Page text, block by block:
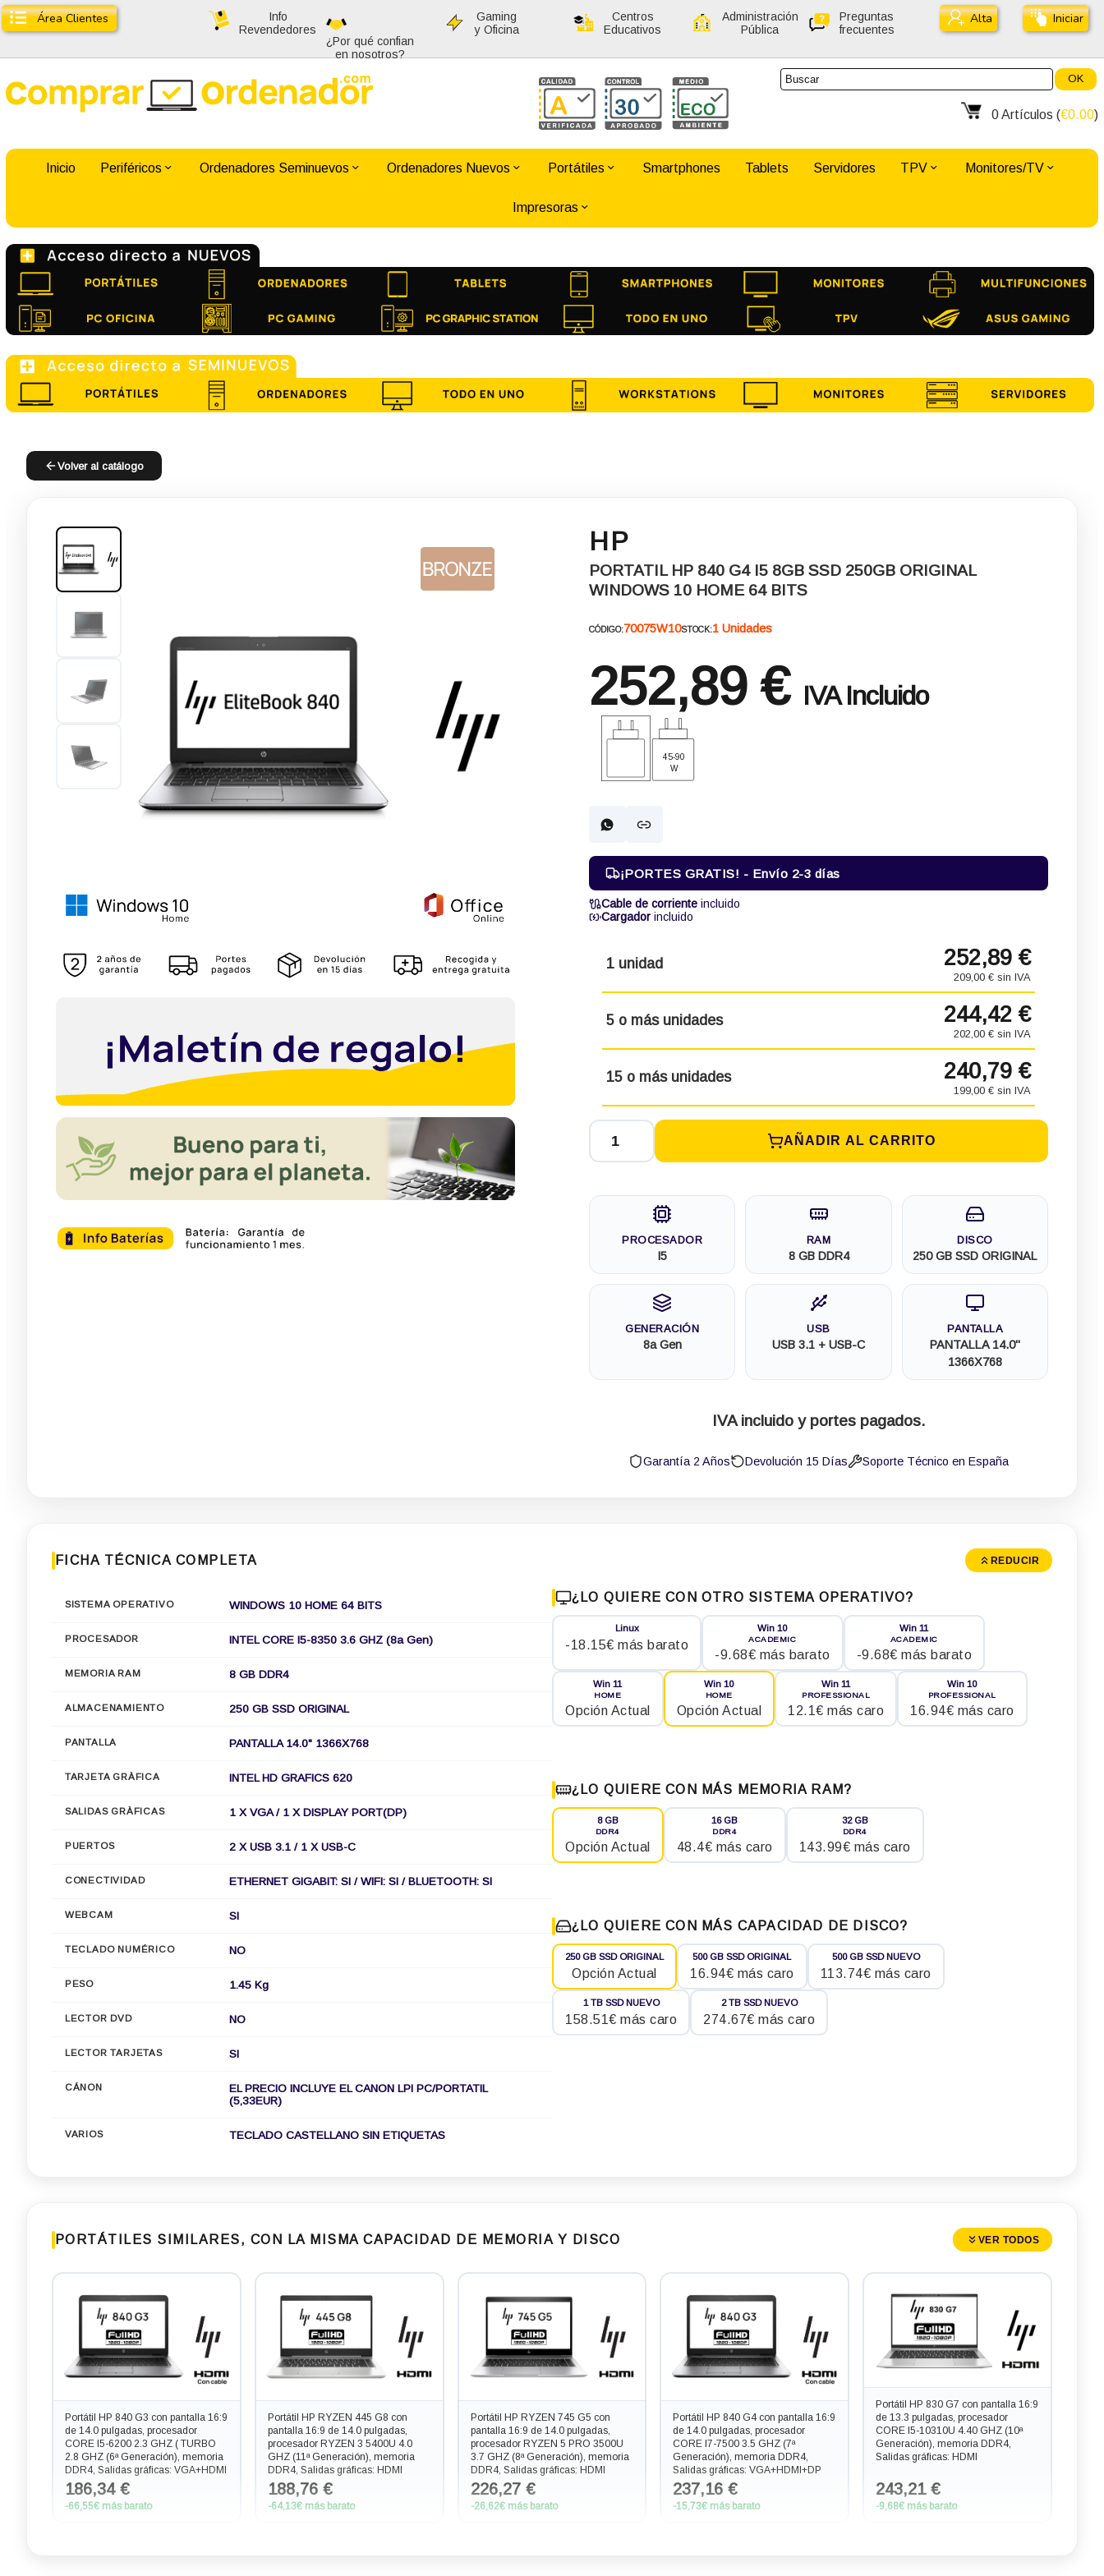
Área Clientes
Info
Revendedores
¿Por qué confian
en nosotros?
Gaming
y Oficina
Centros
Educativos
Administración
Pública
Preguntas
frecuentes
Iniciar
Alta
OK
0Artículos (€0.00)
Inicio Periféricos Ordenadores Seminuevos Ordenadores Nuevos Portátiles Smartphones Tablets Servidores TPV Monitores/TV
Impresoras
Volver al catálogo
HP
PORTATIL HP 840 G4 I5 8GB SSD 250GB ORIGINAL
WINDOWS 10 HOME 64 BITS
CÓDIGO:70075W10STOCK:1 Unidades
252,89 € IVA Incluido
45-90
W
¡PORTES GRATIS! - Envío 2-3 días
Cable de corrienteincluido
Cargadorincluido
1 unidad 252,89 €
209,00 € sin IVA
5 o más unidades 244,42 €
202,00 € sin IVA
15 o más unidades 240,79 €
199,00 € sin IVA
AÑADIR AL CARRITO
PROCESADOR
I5
RAM
8 GB DDR4
DISCO
250 GB SSD ORIGINAL
GENERACIÓN
8a Gen
USB
USB 3.1 + USB-C
PANTALLA
PANTALLA 14.0"
1366X768
IVA incluido y portes pagados.
Garantía 2 Años Devolución 15 Días Soporte Técnico en España
FICHA TÉCNICA COMPLETA REDUCIR
SISTEMA OPERATIVO WINDOWS 10 HOME 64 BITS
PROCESADOR INTEL CORE I5-8350 3.6 GHZ (8a Gen)
MEMORIA RAM 8 GB DDR4
ALMACENAMIENTO 250 GB SSD ORIGINAL
PANTALLA PANTALLA 14.0" 1366X768
TARJETA GRÀFICA INTEL HD GRAFICS 620
SALIDAS GRÀFICAS 1 X VGA / 1 X DISPLAY PORT(DP)
PUERTOS 2 X USB 3.1 / 1 X USB-C
CONECTIVIDAD ETHERNET GIGABIT: SI / WIFI: SI / BLUETOOTH: SI
WEBCAM SI
TECLADO NUMÉRICO NO
PESO 1.45 Kg
LECTOR DVD NO
LECTOR TARJETAS SI
CÁNON
EL PRECIO INCLUYE EL CANON LPI PC/PORTATIL
(5,33EUR)
VARIOS TECLADO CASTELLANO SIN ETIQUETAS
¿LO QUIERE CON OTRO SISTEMA OPERATIVO?
Linux
-18.15€ más barato
Win 10
ACADEMIC
-9.68€ más barato
Win 11
ACADEMIC
-9.68€ más barato
Win 11
HOME
Opción Actual
Win 10
HOME
Opción Actual
Win 11
PROFESSIONAL
12.1€ más caro
Win 10
PROFESSIONAL
16.94€ más caro
¿LO QUIERE CON MÁS MEMORIA RAM?
8 GB
DDR4
Opción Actual
16 GB
DDR4
48.4€ más caro
32 GB
DDR4
143.99€ más caro
¿LO QUIERE CON MÁS CAPACIDAD DE DISCO?
250 GB SSD ORIGINAL
Opción Actual
500 GB SSD ORIGINAL
16.94€ más caro
500 GB SSD NUEVO
113.74€ más caro
1 TB SSD NUEVO
158.51€ más caro
2 TB SSD NUEVO
274.67€ más caro
PORTÁTILES SIMILARES, CON LA MISMA CAPACIDAD DE MEMORIA Y DISCO VER TODOS
Portátil HP 840 G3 con pantalla 16:9
de 14.0 pulgadas, procesador
CORE I5-6200 2.3 GHZ ( TURBO
2.8 GHZ (6ª Generación), memoria
DDR4, Salidas gráficas: VGA+HDMI
186,34 €
-66,55€ más barato
Portátil HP RYZEN 445 G8 con
pantalla 16:9 de 14.0 pulgadas,
procesador RYZEN 3 5400U 4.0
GHZ (11ª Generación), memoria
DDR4, Salidas gráficas: HDMI
188,76 €
-64,13€ más barato
Portátil HP RYZEN 745 G5 con
pantalla 16:9 de 14.0 pulgadas,
procesador RYZEN 5 PRO 3500U
3.7 GHZ (8ª Generación), memoria
DDR4, Salidas gráficas: HDMI
226,27 €
-26,62€ más barato
Portátil HP 840 G4 con pantalla 16:9
de 14.0 pulgadas, procesador
CORE I7-7500 3.5 GHZ (7ª
Generación), memoria DDR4,
Salidas gráficas: VGA+HDMI+DP
237,16 €
-15,73€ más barato
Portátil HP 830 G7 con pantalla 16:9
de 13.3 pulgadas, procesador
CORE I5-10310U 4.40 GHZ (10ª
Generación), memoria DDR4,
Salidas gráficas: HDMI
243,21 €
-9,68€ más barato